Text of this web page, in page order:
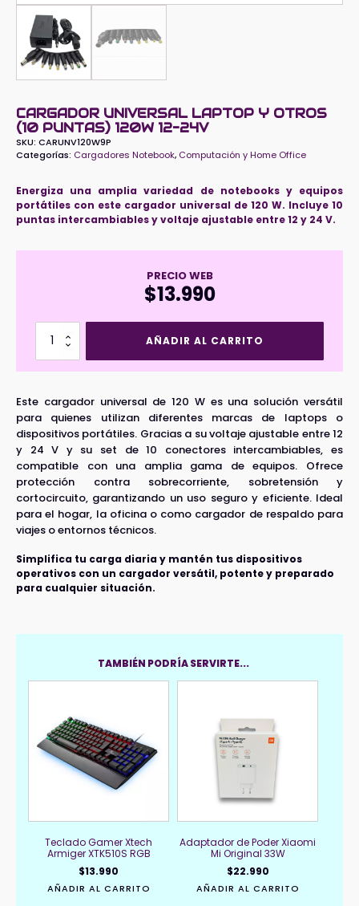
CARGADOR UNIVERSAL LAPTOP Y OTROS
(10 PUNTAS) 120W 12-24V
SKU: CARUNV120W9P
Categorías: Cargadores Notebook, Computación y Home Office
Energiza una amplia variedad de notebooks y equipos
portátiles con este cargador universal de 120 W. Incluye 10
puntas intercambiables y voltaje ajustable entre 12 y 24 V.
PRECIO WEB
$13.990
Cargador
Universal
Laptop
(10
puntas)
120W
12-
24V
cantidad
AÑADIR AL CARRITO
Este cargador universal de 120 W es una solución versátil
para quienes utilizan diferentes marcas de laptops o
dispositivos portátiles. Gracias a su voltaje ajustable entre 12
y 24 V y su set de 10 conectores intercambiables, es
compatible con una amplia gama de equipos. Ofrece
protección contra sobrecorriente, sobretensión y
cortocircuito, garantizando un uso seguro y eficiente. Ideal
para el hogar, la oficina o como cargador de respaldo para
viajes o entornos técnicos.
Simplifica tu carga diaria y mantén tus dispositivos
operativos con un cargador versátil, potente y preparado
para cualquier situación.
TAMBIÉN PODRÍA SERVIRTE...
Teclado Gamer Xtech
Armiger XTK510S RGB
$13.990
AÑADIR AL CARRITO
Adaptador de Poder Xiaomi
Mi Original 33W
$22.990
AÑADIR AL CARRITO